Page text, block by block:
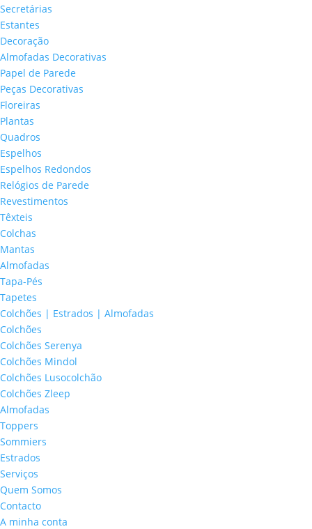
Secretárias
Estantes
Decoração
Almofadas Decorativas
Papel de Parede
Peças Decorativas
Floreiras
Plantas
Quadros
Espelhos
Espelhos Redondos
Relógios de Parede
Revestimentos
Têxteis
Colchas
Mantas
Almofadas
Tapa-Pés
Tapetes
Colchões | Estrados | Almofadas
Colchões
Colchões Serenya
Colchões Mindol
Colchões Lusocolchão
Colchões Zleep
Almofadas
Toppers
Sommiers
Estrados
Serviços
Quem Somos
Contacto
A minha conta